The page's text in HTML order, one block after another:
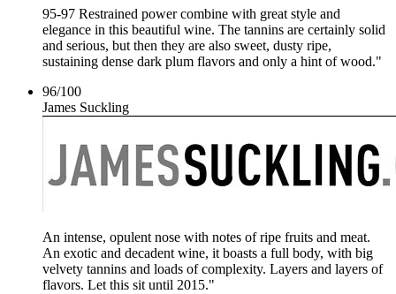
95-97 Restrained power combine with great style and
elegance in this beautiful wine. The tannins are certainly solid
and serious, but then they are also sweet, dusty ripe,
sustaining dense dark plum flavors and only a hint of wood."
96/100
James Suckling
An intense, opulent nose with notes of ripe fruits and meat.
An exotic and decadent wine, it boasts a full body, with big
velvety tannins and loads of complexity. Layers and layers of
flavors. Let this sit until 2015."